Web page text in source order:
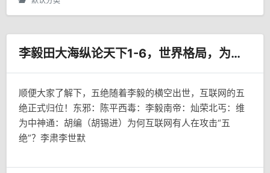
李毅田大海纵论天下1-6，世界格局，为何互联网有人在攻击“五绝”？
顺便大家了解下，五绝随着李毅的横空出世，互联网的五
绝正式归位！东邪：陈平西毒：李毅南帝：灿荣北丐：维
为中神通：胡编（胡锡进）为何互联网有人在攻击“五
绝”？李肃李世默